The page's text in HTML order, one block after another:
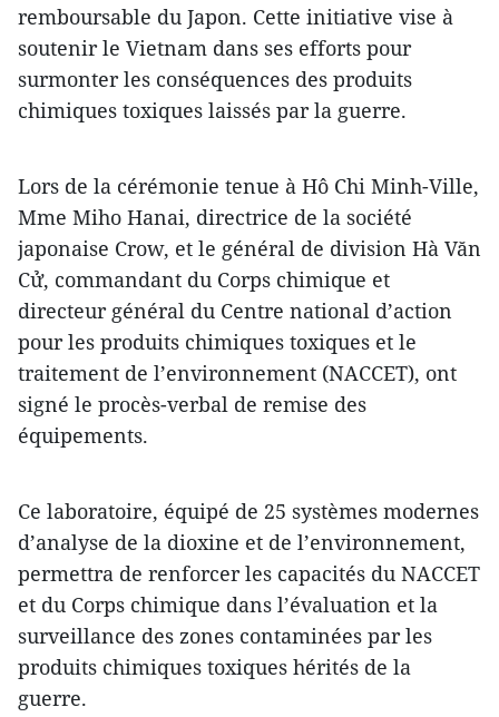
remboursable du Japon. Cette initiative vise à
soutenir le Vietnam dans ses efforts pour
surmonter les conséquences des produits
chimiques toxiques laissés par la guerre.
Lors de la cérémonie tenue à Hô Chi Minh-Ville,
Mme Miho Hanai, directrice de la société
japonaise Crow, et le général de division Hà Văn
Cử, commandant du Corps chimique et
directeur général du Centre national d’action
pour les produits chimiques toxiques et le
traitement de l’environnement (NACCET), ont
signé le procès-verbal de remise des
équipements.
Ce laboratoire, équipé de 25 systèmes modernes
d’analyse de la dioxine et de l’environnement,
permettra de renforcer les capacités du NACCET
et du Corps chimique dans l’évaluation et la
surveillance des zones contaminées par les
produits chimiques toxiques hérités de la
guerre.